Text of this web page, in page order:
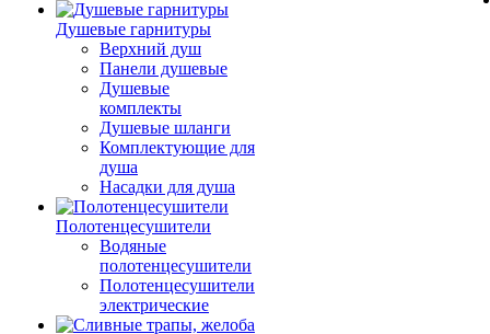
Душевые гарнитуры
Верхний душ
Панели душевые
Душевые
комплекты
Душевые шланги
Комплектующие для
душа
Насадки для душа
Полотенцесушители
Водяные
полотенцесушители
Полотенцесушители
электрические